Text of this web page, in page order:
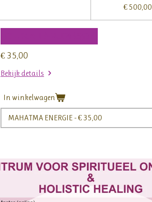
€ 500,00
€ 35,00
Bekijk details
In winkelwagen